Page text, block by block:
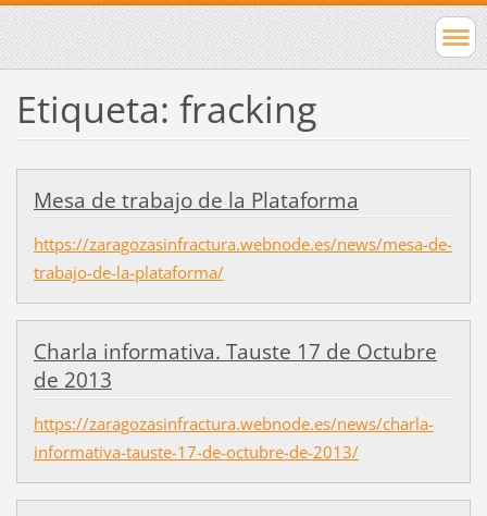
Etiqueta: fracking
Mesa de trabajo de la Plataforma
https://zaragozasinfractura.webnode.es/news/mesa-de-
trabajo-de-la-plataforma/
Charla informativa. Tauste 17 de Octubre
de 2013
https://zaragozasinfractura.webnode.es/news/charla-
informativa-tauste-17-de-octubre-de-2013/